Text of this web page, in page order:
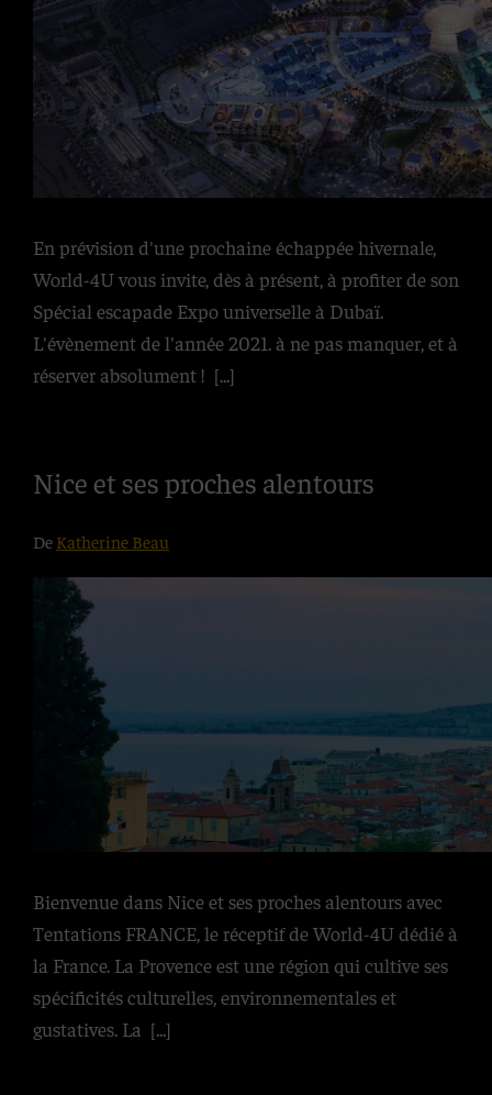
En prévision d'une prochaine échappée hivernale,
World-4U vous invite, dès à présent, à profiter de son
Spécial escapade Expo universelle à Dubaï.
L'évènement de l'année 2021. à ne pas manquer, et à
réserver absolument ! [...]
Nice et ses proches alentours
De Katherine Beau
Bienvenue dans Nice et ses proches alentours avec
Tentations FRANCE, le réceptif de World-4U dédié à
la France. La Provence est une région qui cultive ses
spécificités culturelles, environnementales et
gustatives. La [...]